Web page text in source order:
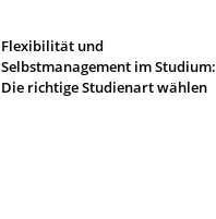
Flexibilität und
Selbstmanagement im Studium:
Die richtige Studienart wählen